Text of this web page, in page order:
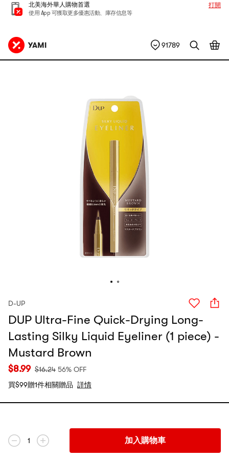
北美海外華人購物首選
使用 App 可獲取更多優惠活動、庫存信息等
打開
91789
D-UP
DUP Ultra-Fine Quick-Drying Long-
Lasting Silky Liquid Eyeliner (1 piece) -
Mustard Brown
$8.99 $16.24 56% OFF
買$99贈1件相關贈品 詳情
1 加入購物車